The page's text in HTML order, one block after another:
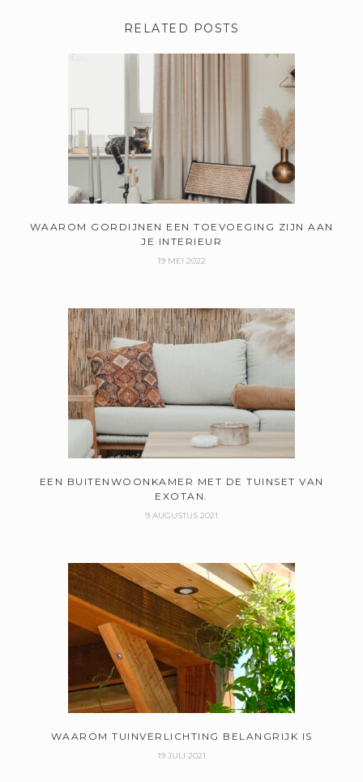
RELATED POSTS
WAAROM GORDIJNEN EEN TOEVOEGING ZIJN AAN
JE INTERIEUR
19 MEI 2022
EEN BUITENWOONKAMER MET DE TUINSET VAN
EXOTAN.
9 AUGUSTUS 2021
WAAROM TUINVERLICHTING BELANGRIJK IS
19 JULI 2021